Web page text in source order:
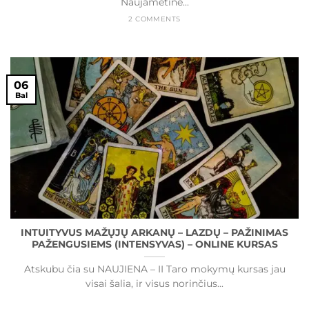
2 COMMENTS
INTUITYVUS MAŽŲJŲ ARKANŲ – LAZDŲ – PAŽINIMAS
PAŽENGUSIEMS (INTENSYVAS) – ONLINE KURSAS
Atskubu čia su NAUJIENA – II Taro mokymų kursas jau
visai šalia, ir visus norinčius...
06
Bal